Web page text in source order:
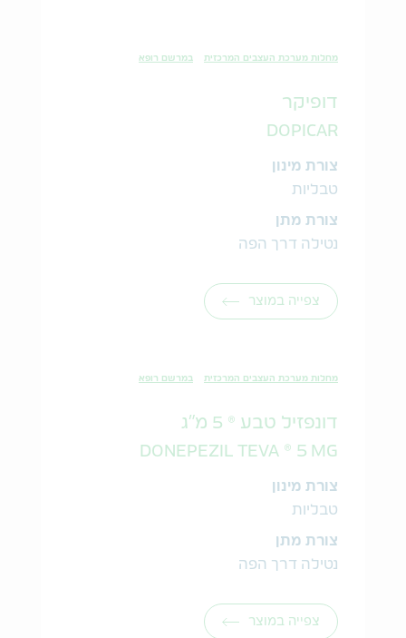
מחלות מערכת העצבים המרכזית במרשם רופא
דופיקר
DOPICAR
צורת מינון
טבליות
צורת מתן
נטילה דרך הפה
צפייה במוצר
מחלות מערכת העצבים המרכזית במרשם רופא
דונפזיל טבע ® 5 מ"ג
DONEPEZIL TEVA ® 5 MG
צורת מינון
טבליות
צורת מתן
נטילה דרך הפה
צפייה במוצר